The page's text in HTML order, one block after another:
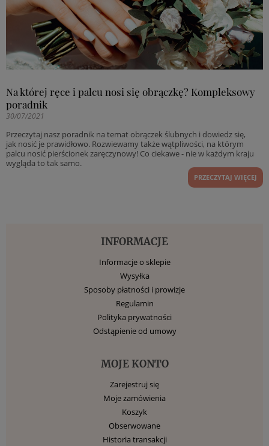
Na której ręce i palcu nosi się obrączkę? Kompleksowy
poradnik
30/07/2021
Przeczytaj nasz poradnik na temat obrączek ślubnych i dowiedz się,
jak nosić je prawidłowo. Rozwiewamy także wątpliwości, na którym
palcu nosić pierścionek zaręczynowy! Co ciekawe - nie w każdym kraju
wygląda to tak samo.
PRZECZYTAJ WIĘCEJ
INFORMACJE
Informacje o sklepie
Wysyłka
Sposoby płatności i prowizje
Regulamin
Polityka prywatności
Odstąpienie od umowy
MOJE KONTO
Zarejestruj się
Moje zamówienia
Koszyk
Obserwowane
Historia transakcji